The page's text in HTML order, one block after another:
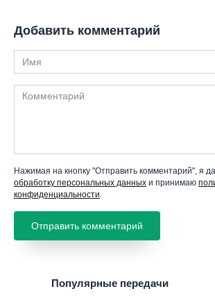
Добавить комментарий
Имя
Комментарий
Нажимая на кнопку "Отправить комментарий", я
обработку персональных данных и принимаю
конфиденциальности.
Популярные передачи